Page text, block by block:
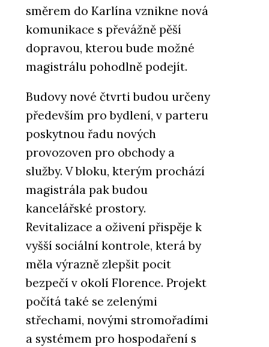
PRODUKTY
Indukční varná deska Mythos
2Gether Icon Steel s
odsavačem par - Franke
PRODUKTY
Filtrační baterie Mythos Water
Hub All in One - Franke
PRODUKTY
Kuchyňská baterie Mythos
směrem do Karlína vznikne nová
komunikace s převážně pěší
dopravou, kterou bude možné
magistrálu pohodlně podejít.
Budovy nové čtvrti budou určeny
především pro bydlení, v parteru
poskytnou řadu nových
provozoven pro obchody a
služby. V bloku, kterým prochází
magistrála pak budou
kancelářské prostory.
Revitalizace a oživení přispěje k
vyšší sociální kontrole, která by
měla výrazně zlepšit pocit
bezpečí v okolí Florence. Projekt
počítá také se zelenými
střechami, novými stromořadími
a systémem pro hospodaření s